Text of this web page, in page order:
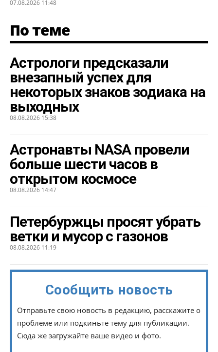
07.08.2026 11:48
По теме
Астрологи предсказали
внезапный успех для
некоторых знаков зодиака на
выходных
08.08.2026 15:38
Астронавты NASA провели
больше шести часов в
открытом космосе
08.08.2026 14:47
Петербуржцы просят убрать
ветки и мусор с газонов
08.08.2026 11:19
Сообщить новость
Отправьте свою новость в редакцию, расскажите о
проблеме или подкиньте тему для публикации.
Сюда же загружайте ваше видео и фото.